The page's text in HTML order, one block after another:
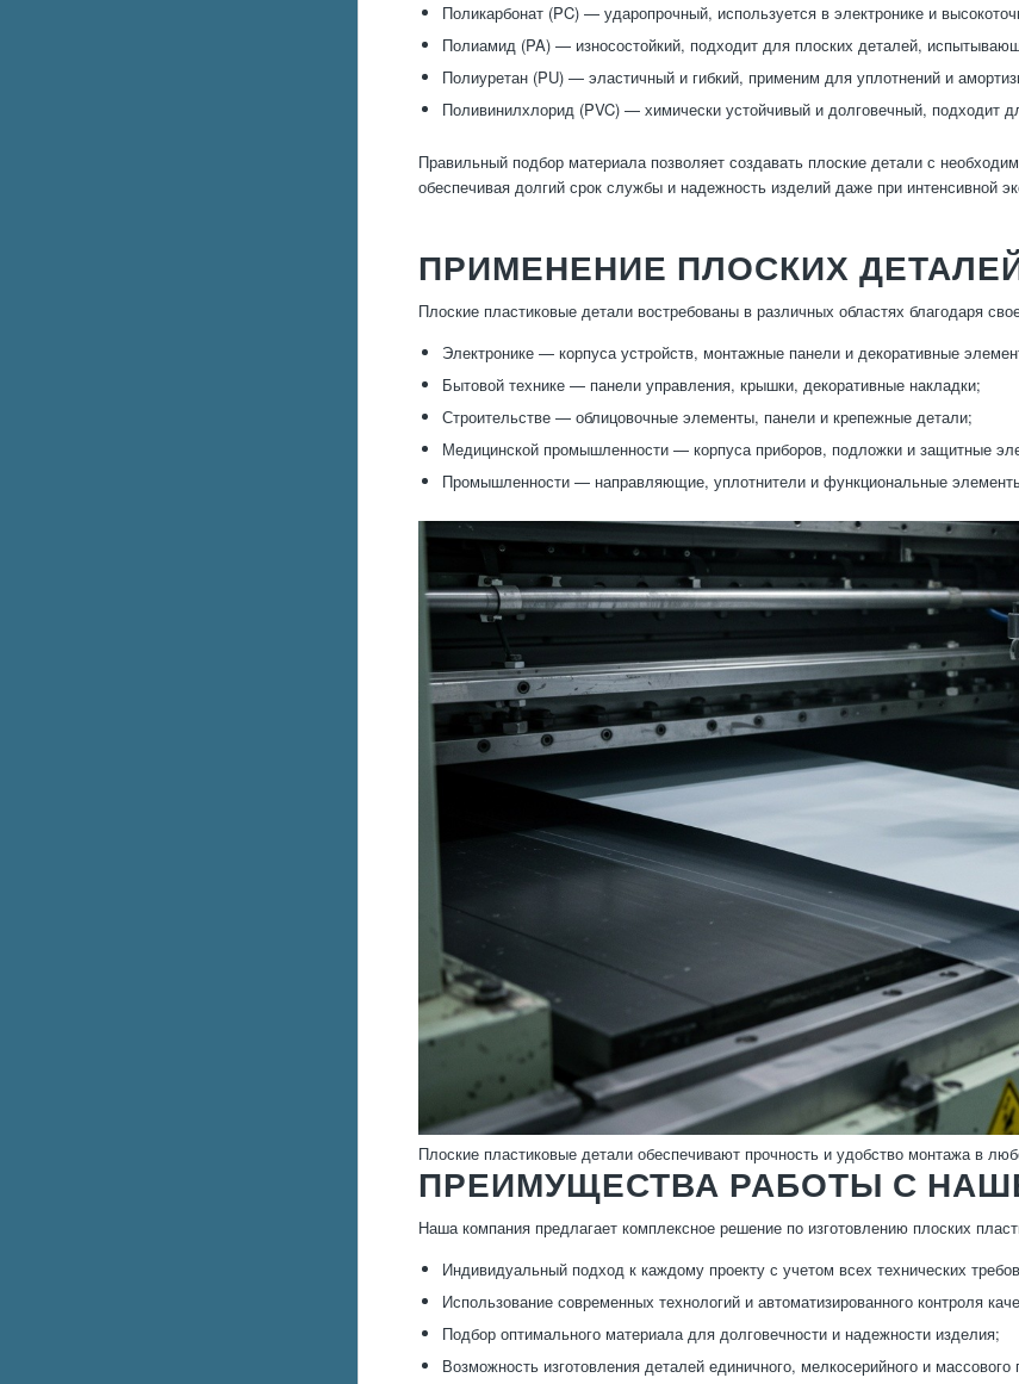
Поликарбонат (PC) — ударопрочный, используется в электронике и
Полиамид (PA) — износостойкий, подходит для плоских деталей,
Полиуретан (PU) — эластичный и гибкий, применим для уплотнений и
Поливинилхлорид (PVC) — химически устойчивый и долговечный, подходит
Правильный подбор материала позволяет создавать плоские детали с
обеспечивая долгий срок службы и надежность изделий даже при интенсивной
ПРИМЕНЕНИЕ ПЛОСКИХ
Плоские пластиковые детали востребованы в различных областях благодаря
Электронике — корпуса устройств, монтажные панели и декоративные
Бытовой технике — панели управления, крышки, декоративные накладки;
Строительстве — облицовочные элементы, панели и крепежные детали;
Медицинской промышленности — корпуса приборов, подложки и защитные
Промышленности — направляющие, уплотнители и функциональные
Плоские пластиковые детали обеспечивают прочность и удобство монтажа в
ПРЕИМУЩЕСТВА РАБОТЫ С
Наша компания предлагает комплексное решение по изготовлению плоских
Индивидуальный подход к каждому проекту с учетом всех технических
Использование современных технологий и автоматизированного контроля
Подбор оптимального материала для долговечности и надежности изделия;
Возможность изготовления деталей единичного, мелкосерийного и массового